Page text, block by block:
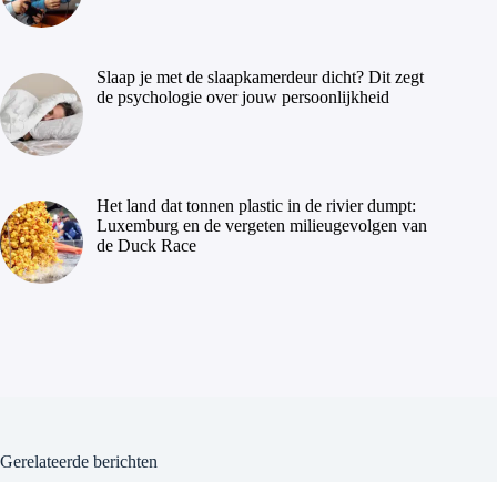
Slaap je met de slaapkamerdeur dicht? Dit zegt
de psychologie over jouw persoonlijkheid
Het land dat tonnen plastic in de rivier dumpt:
Luxemburg en de vergeten milieugevolgen van
de Duck Race
Gerelateerde berichten